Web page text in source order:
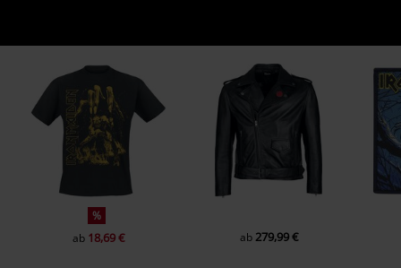
%
ab 18,69 € ab 279,99 €